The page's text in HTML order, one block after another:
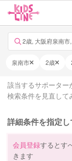
2歳, 大阪府泉南
泉南市 2歳
該当するサポーター
検索条件を見直して
詳細条件を指定
会員登録するとす
きます